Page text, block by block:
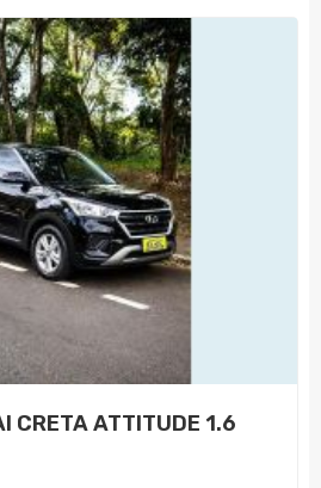
CRETA ATTITUDE 1.6